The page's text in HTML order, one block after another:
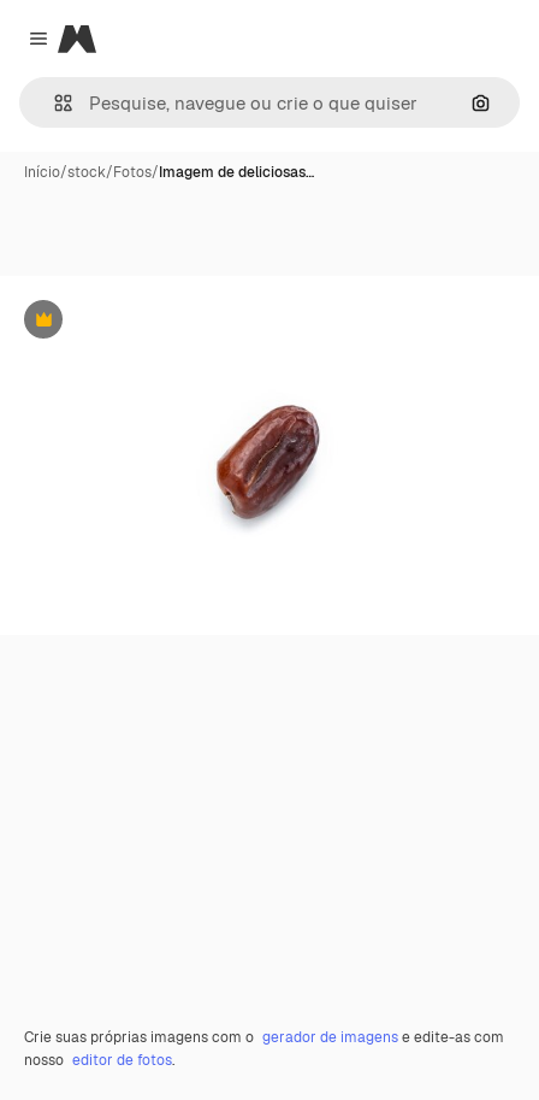
Close menu
Magnific
Início/stock/Fotos/Imagem de deliciosas…
Premium
Crie suas próprias imagens com o gerador de imagense edite-as com
nosso editor de fotos.